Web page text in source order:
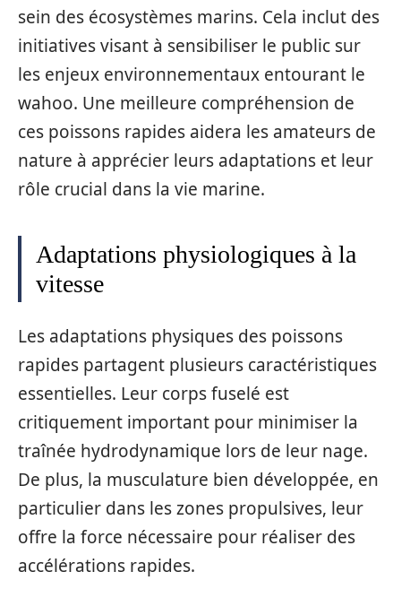
sein des écosystèmes marins. Cela inclut des
initiatives visant à sensibiliser le public sur
les enjeux environnementaux entourant le
wahoo. Une meilleure compréhension de
ces poissons rapides aidera les amateurs de
nature à apprécier leurs adaptations et leur
rôle crucial dans la vie marine.
Adaptations physiologiques à la
vitesse
Les adaptations physiques des poissons
rapides partagent plusieurs caractéristiques
essentielles. Leur corps fuselé est
critiquement important pour minimiser la
traînée hydrodynamique lors de leur nage.
De plus, la musculature bien développée, en
particulier dans les zones propulsives, leur
offre la force nécessaire pour réaliser des
accélérations rapides.